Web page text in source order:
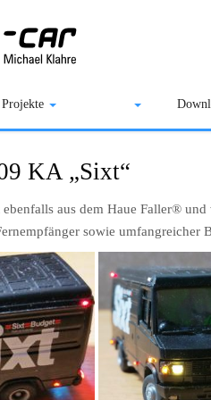
Projekte
KA „Sixt“
aus dem Haue Faller®
sowie umfangreicher